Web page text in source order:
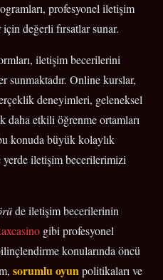
profesyonel iletişim
değerli fırsatlar sunar.
iletişim becerilerini
sunmaktadır. Online kurslar,
deneyimleri, geleneksel
daha etkili öğrenme ortamları
konuda büyük kolaylık
iletişim becerilerimizi
de iletişim becerilerinin
gibi profesyonel
konularında öncü
sorumlu oyunpolitikaları ve